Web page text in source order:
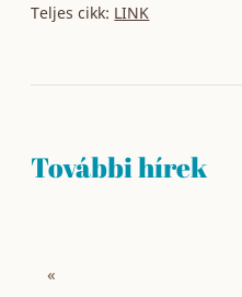
Teljes cikk: LINK
További hírek
«